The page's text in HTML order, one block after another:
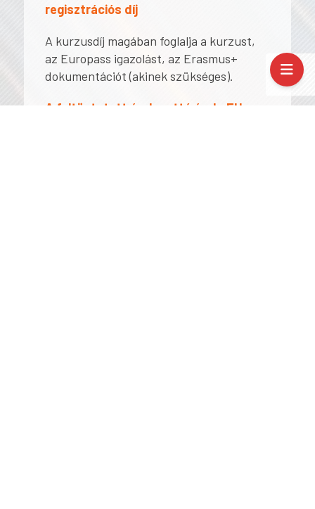
regisztrációs díj
A kurzusdíj magában foglalja a kurzust,
az Europass igazolást, az Erasmus+
dokumentációt (akinek szükséges).
A feltüntetett árak nettó árak. EU-